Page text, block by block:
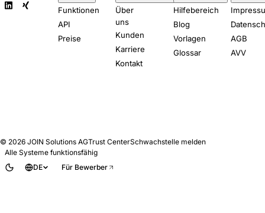
Funktionen
API
Preise
Über
uns
Kunden
Karriere
Kontakt
Hilfebereich
Blog
Vorlagen
Glossar
AGB
AVV
© 2026 JOIN Solutions AGTrust CenterSchwachstelle melden
Alle Systeme funktionsfähig
DE
Für Bewerber